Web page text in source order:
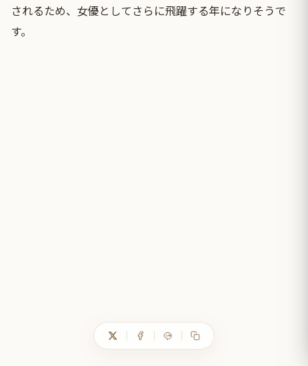
されるため、女優としてさらに飛躍する年になりそうで
す。